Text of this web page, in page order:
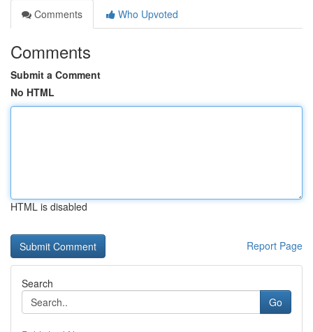
Comments
Who Upvoted
Comments
Submit a Comment
No HTML
HTML is disabled
Report Page
Search
Go